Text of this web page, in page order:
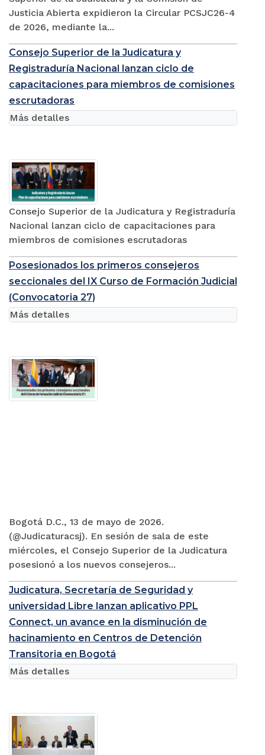
Justicia Abierta expidieron la Circular PCSJC26-4
de 2026, mediante la...
Consejo Superior de la Judicatura y
Registraduría Nacional lanzan ciclo de
capacitaciones para miembros de comisiones
escrutadoras
Consejo Superior de la Judicatura y Registraduría
Nacional lanzan ciclo de capacitaciones para
miembros de comisiones escrutadoras
Más detalles
Posesionados los primeros consejeros
seccionales del IX Curso de Formación Judicial
(Convocatoria 27)
Bogotá D.C., 13 de mayo de 2026.
(@Judicaturacsj). En sesión de sala de este
miércoles, el Consejo Superior de la Judicatura
posesionó a los nuevos consejeros...
Más detalles
Judicatura, Secretaría de Seguridad y
universidad Libre lanzan aplicativo PPL
Connect, un avance en la disminución de
hacinamiento en Centros de Detención
Transitoria en Bogotá
Más detalles